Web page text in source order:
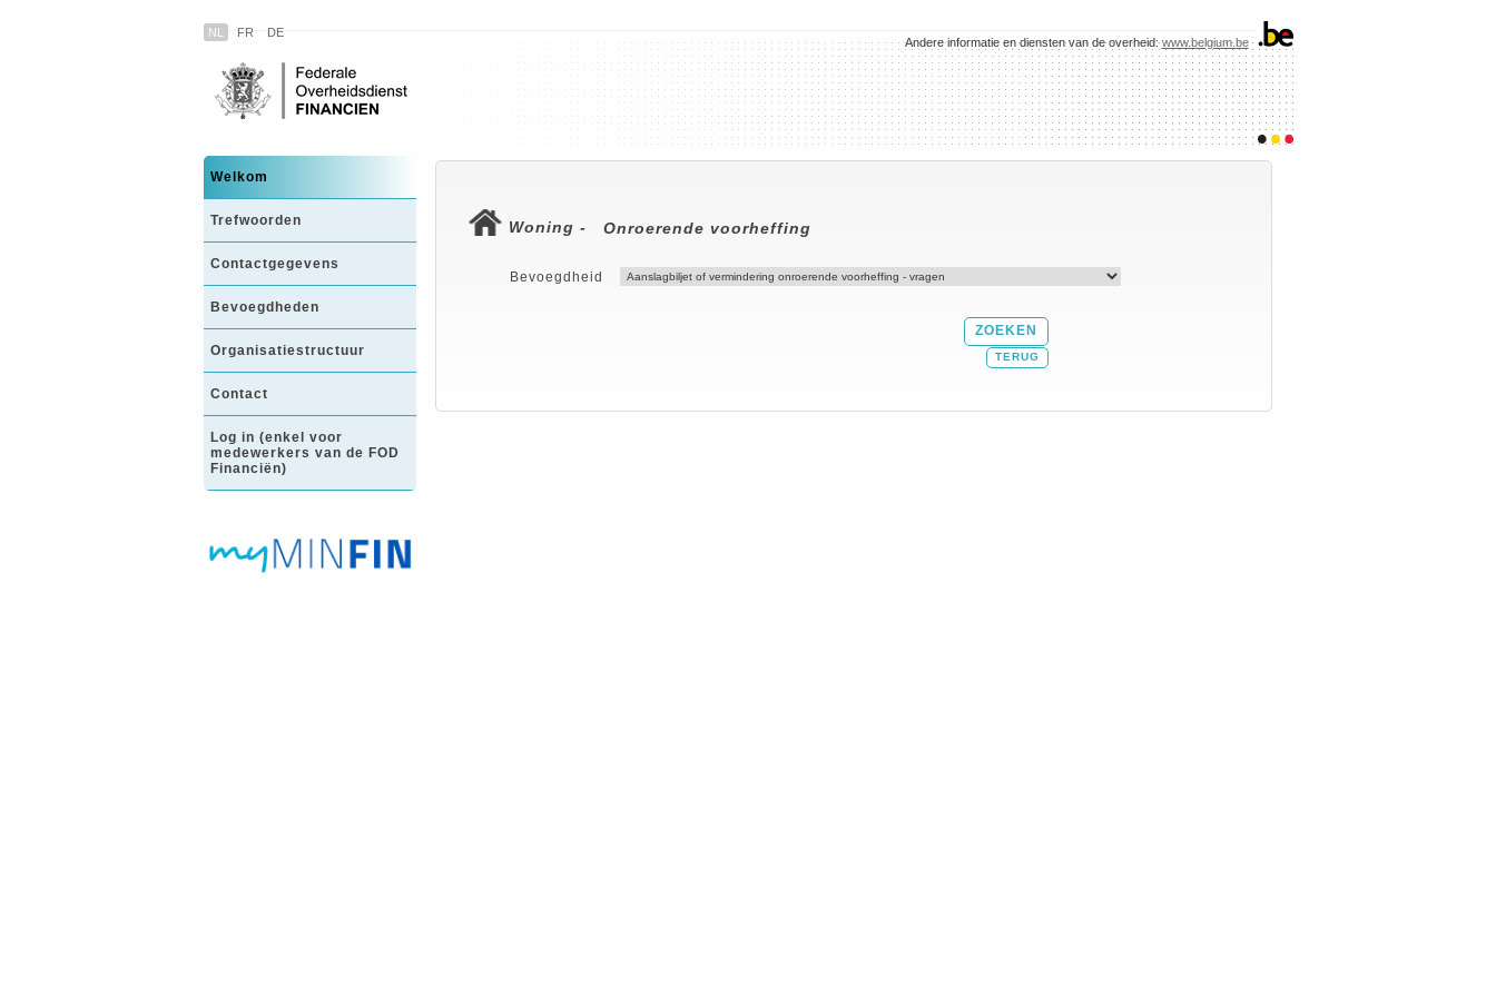
NL FR DE
Andere informatie en diensten van de overheid: www.belgium.be
Welkom
Trefwoorden
Contactgegevens
Bevoegdheden
Organisatiestructuur
Contact
Log in (enkel voor
medewerkers van de FOD
Financiën)
Woning - Onroerende voorheffing
Bevoegdheid
TERUG